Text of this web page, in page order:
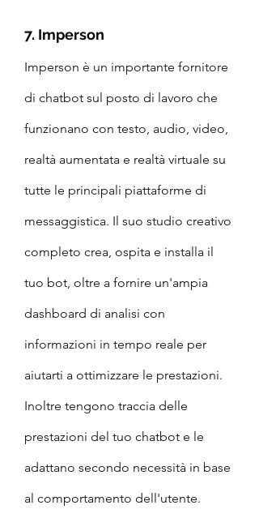
7. Imperson
Imperson è un importante fornitore
di chatbot sul posto di lavoro che
funzionano con testo, audio, video,
realtà aumentata e realtà virtuale su
tutte le principali piattaforme di
messaggistica. Il suo studio creativo
completo crea, ospita e installa il
tuo bot, oltre a fornire un'ampia
dashboard di analisi con
informazioni in tempo reale per
aiutarti a ottimizzare le prestazioni.
Inoltre tengono traccia delle
prestazioni del tuo chatbot e le
adattano secondo necessità in base
al comportamento dell'utente.